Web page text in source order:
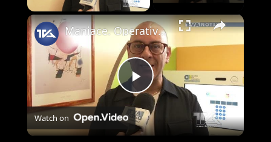
×
Play
Video
Maniace. Operativo al Comune lo Sportello Virtuale del Centro per l’impiego
Watch on